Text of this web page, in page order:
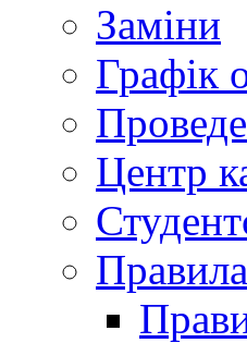
Заміни
Графік
Центр